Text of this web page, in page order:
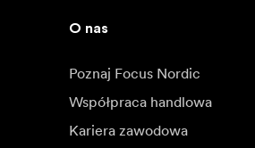
O nas
Poznaj Focus Nordic
Współpraca handlowa
Kariera zawodowa